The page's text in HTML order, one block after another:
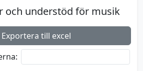
och understöd för musik
Exportera till excel